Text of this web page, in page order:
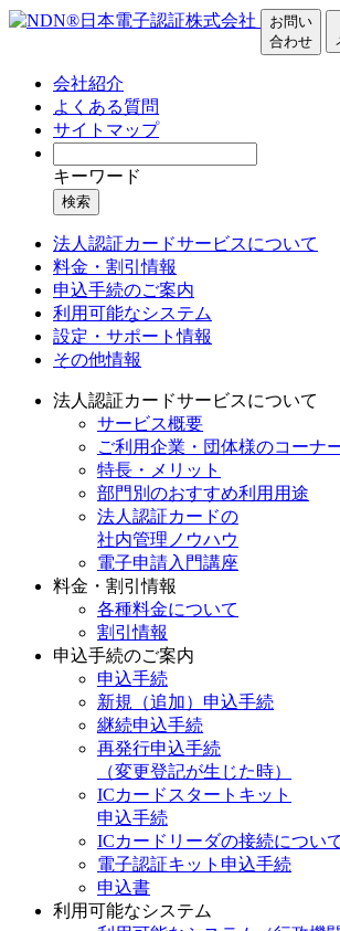
お問い
合わせ
会社紹介
よくある質問
サイトマップ
キーワード
検索
法人認証カードサービスについて
料金・割引情報
申込手続のご案内
利用可能なシステム
設定・サポート情報
その他情報
法人認証カードサービスについて
サービス概要
ご利用企業・団体様のコーナ
特長・メリット
部門別のおすすめ利用用途
法人認証カードの
社内管理ノウハウ
電子申請入門講座
料金・割引情報
各種料金について
割引情報
申込手続のご案内
申込手続
新規（追加）申込手続
継続申込手続
再発行申込手続
（変更登記が生じた時）
ICカードスタートキット
申込手続
ICカードリーダの接続につい
電子認証キット申込手続
申込書
利用可能なシステム